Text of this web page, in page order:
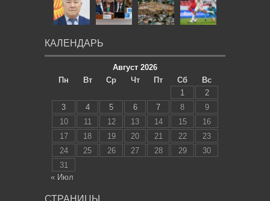
КАЛЕНДАРЬ
Август 2026
Пн
Вт Ср Чт Пт Сб
Вс
1
2
3
4 5 6 7 8
9
10
11 12 13 14 15
16
17
18 19 20 21 22
23
24
25 26 27 28 29
30
31
« Июл
СТРАНИЦЫ